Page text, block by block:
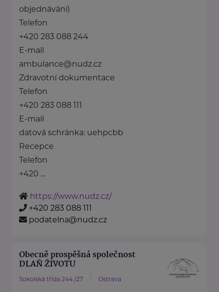
objednávání)
Telefon
+420 283 088 244
E-mail
ambulance@nudz.cz
Zdravotní dokumentace
Telefon
+420 283 088 111
E-mail
datová schránka: uehpcbb
Recepce
Telefon
+420 ...
https://www.nudz.cz/
+420 283 088 111
podatelna@nudz.cz
Obecně prospěšná společnost
DLAŇ ŽIVOTU
Sokolská třída 244 /27 Ostrava